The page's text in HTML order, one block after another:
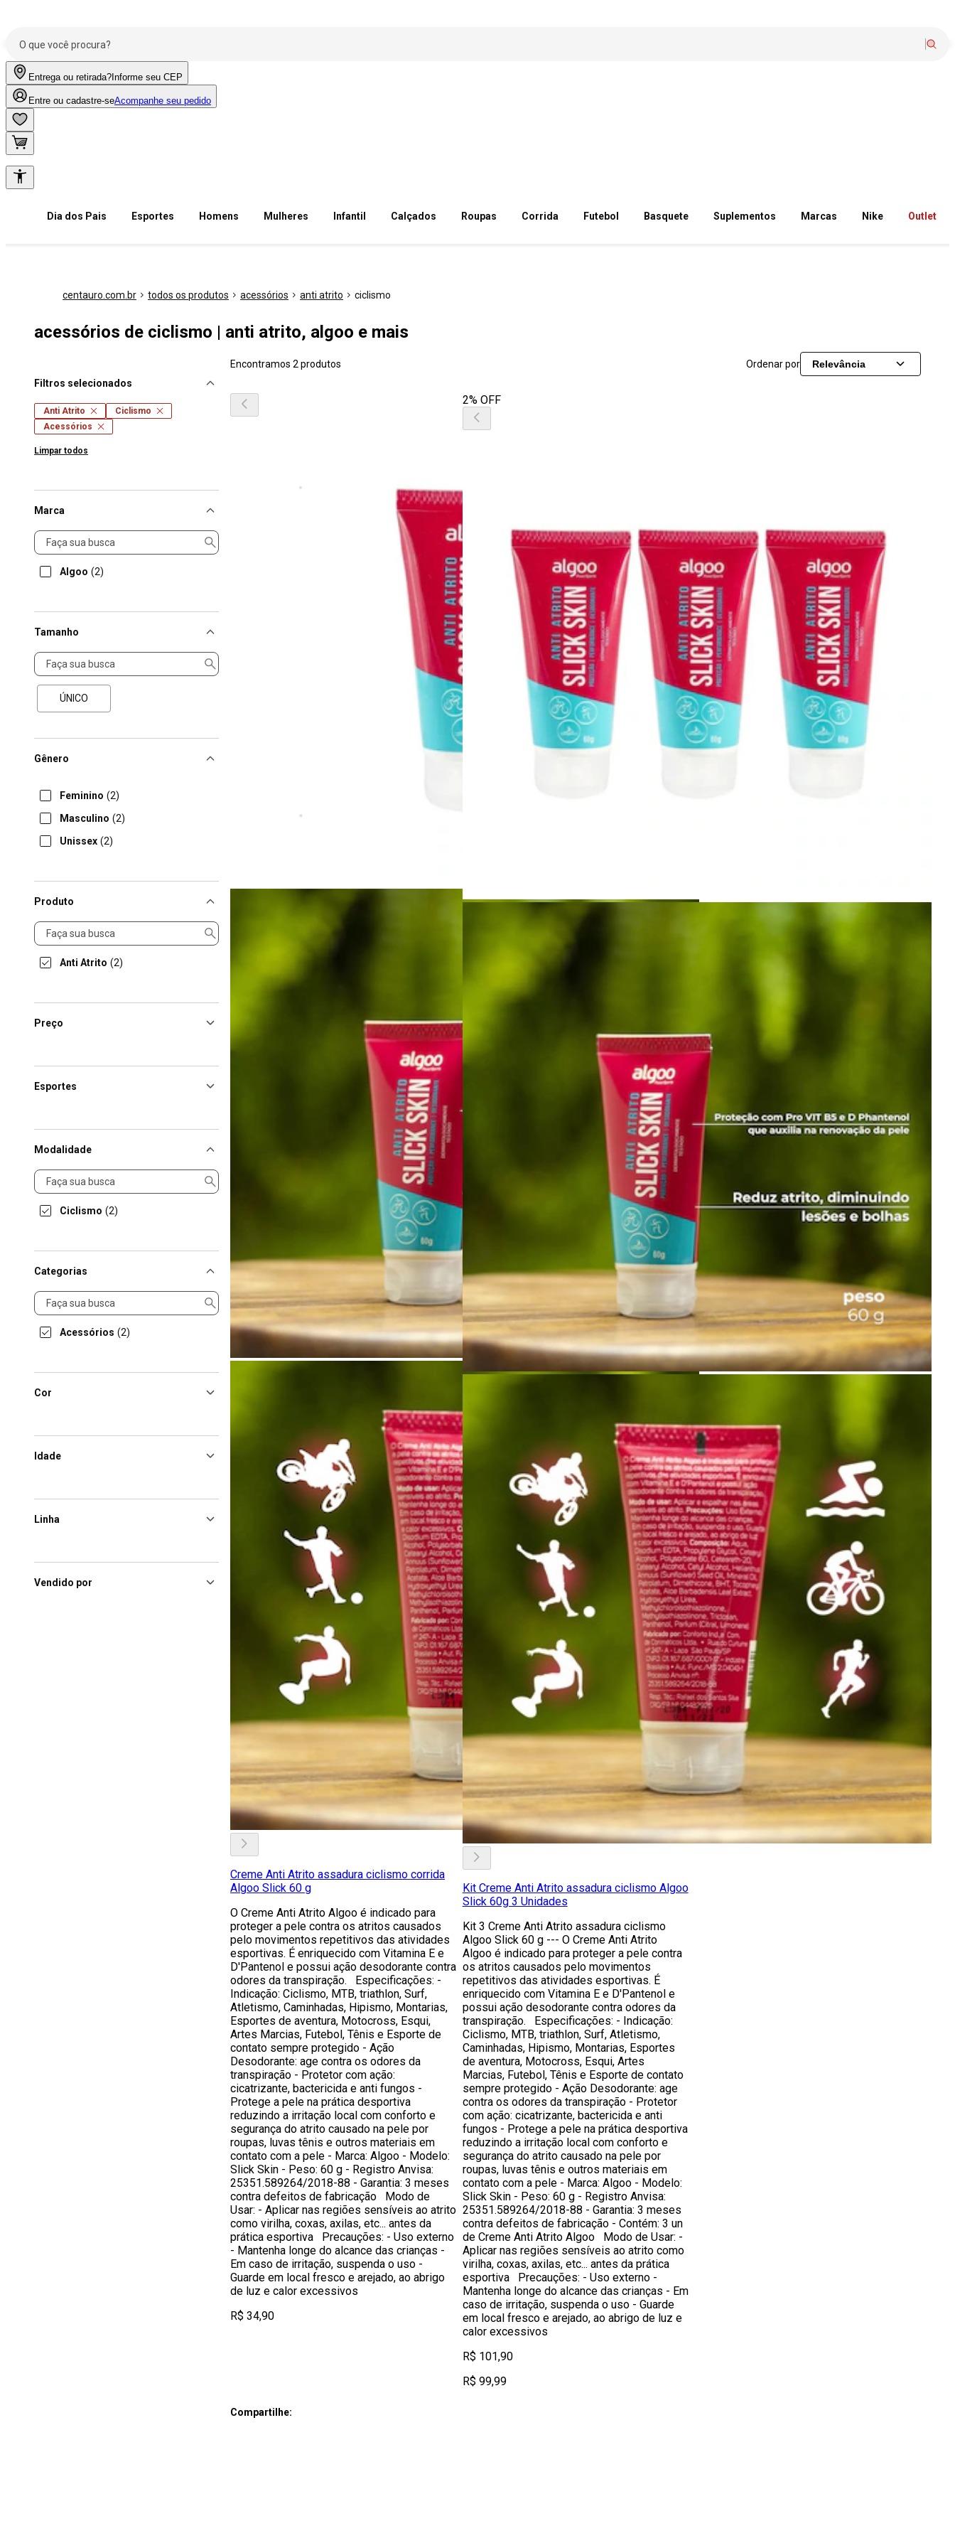
Entrega ou retirada? Informe seu CEP
Entre ou cadastre-seAcompanhe seu pedido
Dia dos Pais Esportes Homens Mulheres Infantil Calçados Roupas Corrida Futebol Basquete Suplementos Marcas Nike Outlet
centauro.com.br todos os produtos acessórios anti atrito ciclismo
acessórios de ciclismo | anti atrito, algoo e mais
Filtros selecionados
Anti Atrito
Ciclismo
Acessórios
Limpar todos
Marca
Marca
Algoo (2)
Tamanho
Tamanho
ÚNICO
Gênero
Feminino (2)
Masculino (2)
Unissex (2)
Produto
Produto
Anti Atrito (2)
Preço
Esportes
Modalidade
Modalidade
Ciclismo (2)
Categorias
Categorias
Acessórios (2)
Cor
Idade
Linha
Vendido por
Encontramos 2 produtos Ordenar por Relevância
Creme Anti Atrito assadura ciclismo corrida
Algoo Slick 60 g
O Creme Anti Atrito Algoo é indicado para
proteger a pele contra os atritos causados
pelo movimentos repetitivos das atividades
esportivas. É enriquecido com Vitamina E e
D'Pantenol e possui ação desodorante contra
odores da transpiração. Especificações: -
Indicação: Ciclismo, MTB, triathlon, Surf,
Atletismo, Caminhadas, Hipismo, Montarias,
Esportes de aventura, Motocross, Esqui,
Artes Marcias, Futebol, Tênis e Esporte de
contato sempre protegido - Ação
Desodorante: age contra os odores da
transpiração - Protetor com ação:
cicatrizante, bactericida e anti fungos -
Protege a pele na prática desportiva
reduzindo a irritação local com conforto e
segurança do atrito causado na pele por
roupas, luvas tênis e outros materiais em
contato com a pele - Marca: Algoo - Modelo:
Slick Skin - Peso: 60 g - Registro Anvisa:
25351.589264/2018-88 - Garantia: 3 meses
contra defeitos de fabricação Modo de
Usar: - Aplicar nas regiões sensíveis ao atrito
como virilha, coxas, axilas, etc... antes da
prática esportiva Precauções: - Uso externo
- Mantenha longe do alcance das crianças -
Em caso de irritação, suspenda o uso -
Guarde em local fresco e arejado, ao abrigo
de luz e calor excessivos
R$ 34,90
2% OFF
Kit Creme Anti Atrito assadura ciclismo Algoo
Slick 60g 3 Unidades
Kit 3 Creme Anti Atrito assadura ciclismo
Algoo Slick 60 g --- O Creme Anti Atrito
Algoo é indicado para proteger a pele contra
os atritos causados pelo movimentos
repetitivos das atividades esportivas. É
enriquecido com Vitamina E e D'Pantenol e
possui ação desodorante contra odores da
transpiração. Especificações: - Indicação:
Ciclismo, MTB, triathlon, Surf, Atletismo,
Caminhadas, Hipismo, Montarias, Esportes
de aventura, Motocross, Esqui, Artes
Marcias, Futebol, Tênis e Esporte de contato
sempre protegido - Ação Desodorante: age
contra os odores da transpiração - Protetor
com ação: cicatrizante, bactericida e anti
fungos - Protege a pele na prática desportiva
reduzindo a irritação local com conforto e
segurança do atrito causado na pele por
roupas, luvas tênis e outros materiais em
contato com a pele - Marca: Algoo - Modelo:
Slick Skin - Peso: 60 g - Registro Anvisa:
25351.589264/2018-88 - Garantia: 3 meses
contra defeitos de fabricação - Contém: 3 un
de Creme Anti Atrito Algoo Modo de Usar: -
Aplicar nas regiões sensíveis ao atrito como
virilha, coxas, axilas, etc... antes da prática
esportiva Precauções: - Uso externo -
Mantenha longe do alcance das crianças - Em
caso de irritação, suspenda o uso - Guarde
em local fresco e arejado, ao abrigo de luz e
calor excessivos
R$ 101,90
R$ 99,99
Compartilhe: